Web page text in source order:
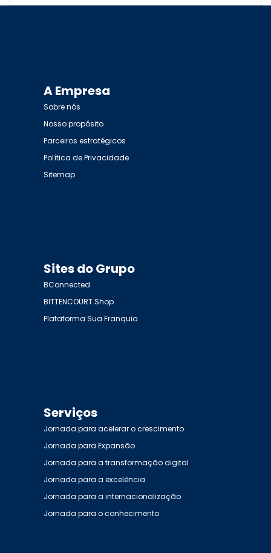
A Empresa
Sobre nós
Nosso propósito
Parceiros estratégicos
Política de Privacidade
Sitemap
Sites do Grupo
BConnected
BITTENCOURT.Shop
Plataforma Sua Franquia
Serviços
Jornada para acelerar o crescimento
Jornada para Expansão
Jornada para a transformação digital
Jornada para a excelência
Jornada para a internacionalização
Jornada para o conhecimento